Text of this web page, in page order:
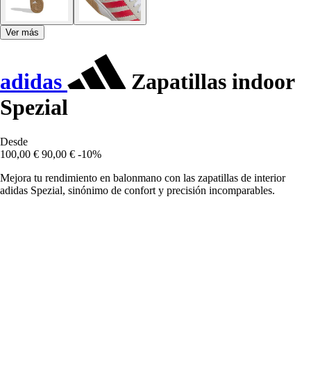
Ver más
adidas
Zapatillas indoor
Spezial
Desde
100,00 € 90,00 € -10%
Mejora tu rendimiento en balonmano con las zapatillas de interior
adidas Spezial, sinónimo de confort y precisión incomparables.